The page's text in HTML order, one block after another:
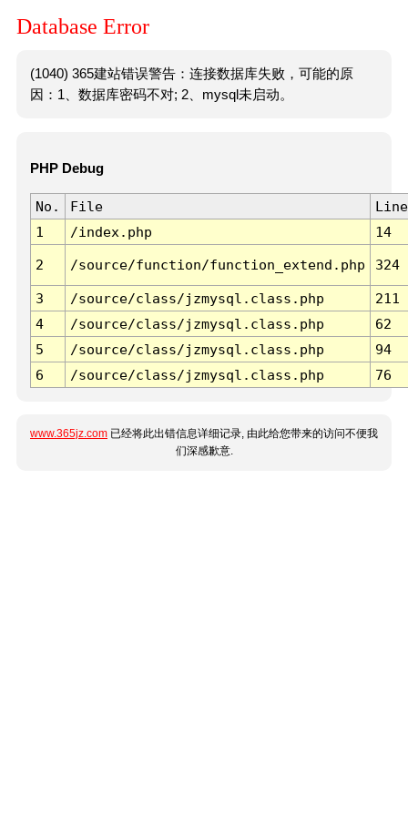
Database Error
(1040) 365建站错误警告：连接数据库失败，可能的原
因：1、数据库密码不对; 2、mysql未启动。
PHP Debug
No. File
Line
1
/index.php 14
2 /source/function/function_extend.php 324
3 /source/class/jzmysql.class.php
211
4
/source/class/jzmysql.class.php
62
5
/source/class/jzmysql.class.php
94
6
/source/class/jzmysql.class.php 76
www.365jz.com 已经将此出错信息详细记录, 由此给您带来的访问不便我
们深感歉意.